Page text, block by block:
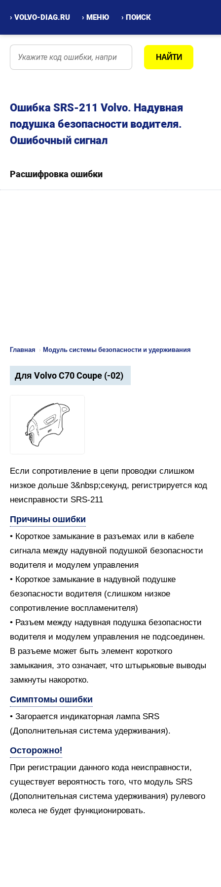
› VOLVO-DIAG.RU › МЕНЮ › ПОИСК
Ошибка SRS-211 Volvo. Надувная
подушка безопасности водителя.
Ошибочный сигнал
Расшифровка ошибки
Главная › Модуль системы безопасности и удерживания
Для Volvo C70 Coupe (-02)
Если сопротивление в цепи проводки слишком
низкое дольше 3&nbsp;секунд, регистрируется код
неисправности SRS-211
Причины ошибки
• Короткое замыкание в разъемах или в кабеле
сигнала между надувной подушкой безопасности
водителя и модулем управления
• Короткое замыкание в надувной подушке
безопасности водителя (слишком низкое
сопротивление воспламенителя)
• Разъем между надувная подушка безопасности
водителя и модулем управления не подсоединен.
В разъеме может быть элемент короткого
замыкания, это означает, что штырьковые выводы
замкнуты накоротко.
Симптомы ошибки
• Загорается индикаторная лампа SRS
(Дополнительная система удерживания).
Осторожно!
При регистрации данного кода неисправности,
существует вероятность того, что модуль SRS
(Дополнительная система удерживания) рулевого
колеса не будет функционировать.